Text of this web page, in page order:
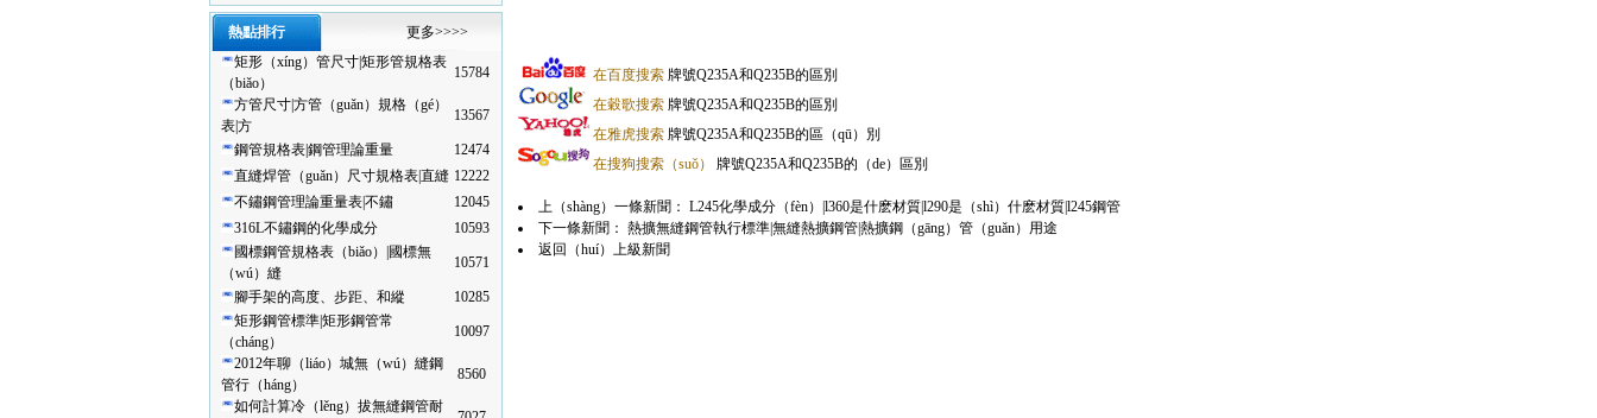
熱點排行
更多>>>>
矩形（xíng）管尺寸|矩形管規格表
（biǎo）
15784
方管尺寸|方管（guǎn）規格（gé）
表|方
13567
鋼管規格表|鋼管理論重量
12474
直縫焊管（guǎn）尺寸規格表|直縫 12222
不鏽鋼管理論重量表|不鏽
12045
316L不鏽鋼的化學成分
10593
國標鋼管規格表（biǎo）|國標無
（wú）縫
10571
腳手架的高度、步距、和縱
10285
矩形鋼管標準|矩形鋼管常
（cháng）
10097
2012年聊（liáo）城無（wú）縫鋼
管行（háng）
8560
如何計算冷（lěng）拔無縫鋼管耐
在百度搜索牌號Q235A和Q235B的區別
在穀歌搜索牌號Q235A和Q235B的區別
在雅虎搜索牌號Q235A和Q235B的區（qū）別
在搜狗搜索（suǒ）
牌號Q235A和Q235B的（de）區別
上（shàng）一條新聞： L245化學成分（fèn）|l360是什麽材質|l290是（shì）什麽材質|l245鋼管
下一條新聞： 熱擴無縫鋼管執行標準|無縫熱擴鋼管|熱擴鋼（gāng）管（guǎn）用途
返回（huí）上級新聞